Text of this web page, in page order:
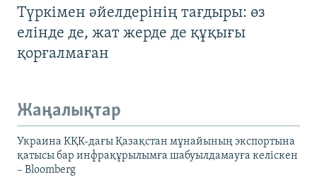
Түркімен әйелдерінің тағдыры: өз
елінде де, жат жерде де құқығы
қорғалмаған
Жаңалықтар
Украина КҚК-дағы Қазақстан мұнайының экспортына
қатысы бар инфрақұрылымға шабуылдамауға келіскен
– Bloomberg